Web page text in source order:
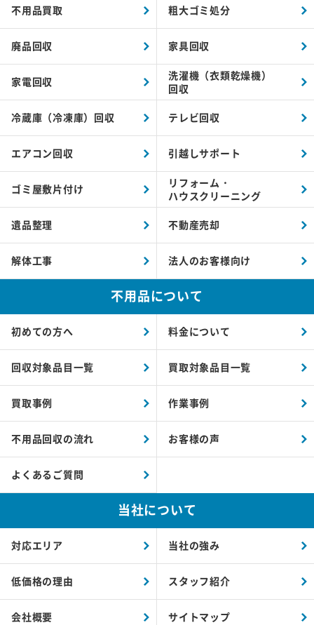
不用品買取 粗大ゴミ処分
廃品回収 家具回収
家電回収
洗濯機（衣類乾燥機）
回収
冷蔵庫（冷凍庫）回収 テレビ回収
エアコン回収 引越しサポート
ゴミ屋敷片付け
リフォーム・
ハウスクリーニング
遺品整理 不動産売却
解体工事 法人のお客様向け
不用品について
初めての方へ 料金について
回収対象品目一覧 買取対象品目一覧
買取事例 作業事例
不用品回収の流れ お客様の声
よくあるご質問
当社について
対応エリア 当社の強み
低価格の理由 スタッフ紹介
会社概要 サイトマップ